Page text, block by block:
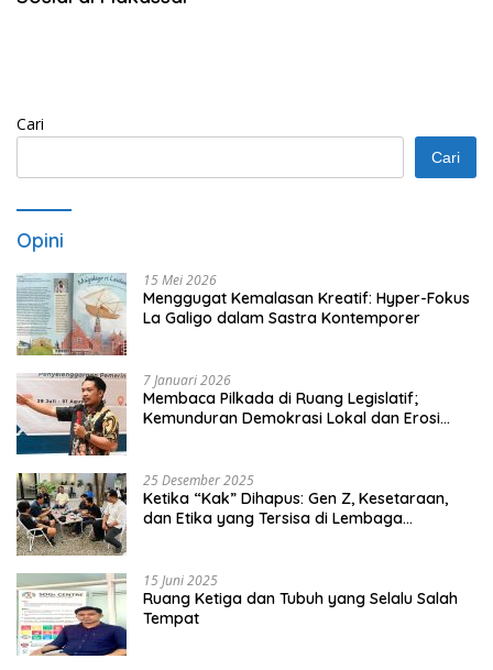
Cari
Cari
Opini
15 Mei 2026
Menggugat Kemalasan Kreatif: Hyper-Fokus
La Galigo dalam Sastra Kontemporer
7 Januari 2026
Membaca Pilkada di Ruang Legislatif;
Kemunduran Demokrasi Lokal dan Erosi
25 Desember 2025
Ketika “Kak” Dihapus: Gen Z, Kesetaraan,
dan Etika yang Tersisa di Lembaga
15 Juni 2025
Ruang Ketiga dan Tubuh yang Selalu Salah
Tempat